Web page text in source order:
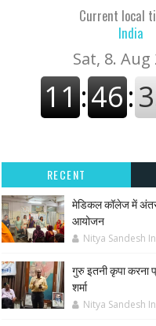
Current local
India
RECENT
मेडिकल कॉलेज में
आयोजन
Nitya Sandesh
गुरु इतनी कृपा करना
शर्मा
Nitya Sandesh